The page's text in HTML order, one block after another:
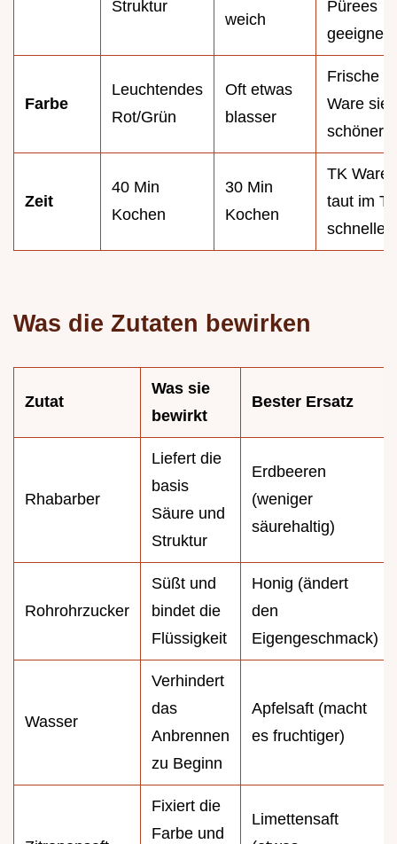
Struktur
weich
Pürees
geeignet
Farbe
Leuchtendes
Rot/Grün
Oft etwas
blasser
Frische
Ware
schöner
Zeit
40 Min
Kochen
30 Min
Kochen
TK Ware
taut im
schneller
Was die Zutaten bewirken
Zutat
Was sie
bewirkt
Bester Ersatz
Rhabarber
Liefert die
basis
Säure und
Struktur
Erdbeeren
(weniger
säurehaltig)
Rohrohrzucker
Süßt und
bindet die
Flüssigkeit
Honig (ändert
den
Eigengeschmack)
Wasser
Verhindert
das
Anbrennen
zu Beginn
Apfelsaft (macht
es fruchtiger)
Fixiert die
Farbe und
Limettensaft